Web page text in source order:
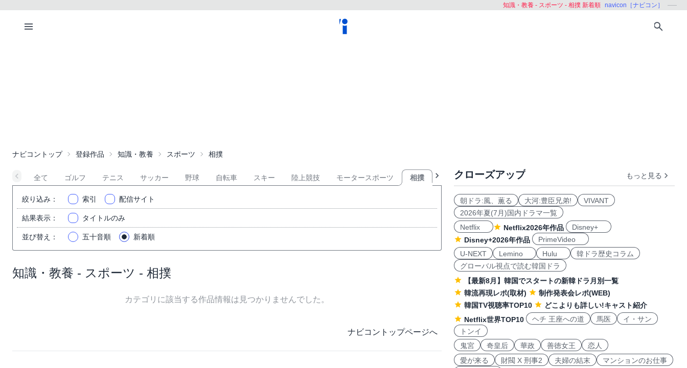
知識・教養 - スポーツ - 相撲 新着順 navicon［ナビコン］
ナビコントップ 登録作品 知識・教養 スポーツ 相撲
全て ゴルフ テニス サッカー 野球 自転車 スキー 陸上競技 モータースポーツ 相撲 格闘技 オリンピック
絞り込み ： 索引 配信サイト
結果表示 ： タイトルのみ
並び替え ： 五十音順 新着順
知識・教養 - スポーツ - 相撲
カテゴリに該当する作品情報は見つかりませんでした。
ナビコントップページへ
クローズアップ もっと見る
朝ドラ:風、薫る 大河:豊臣兄弟!
VIVANT
2026年夏(7月)国内ドラマ一覧
Netflix
Netflix2026年作品
Disney+
Disney+2026年作品
PrimeVideo
U-NEXT
Lemino Hulu
韓ドラ歴史コラム
グローバル視点で読む韓国ドラ
【最新8月】韓国でスタートの新韓ドラ月別一覧
韓流再現レポ(取材)
制作発表会レポ(WEB)
韓国TV視聴率TOP10
どこよりも詳しい!キャスト紹介
Netflix世界TOP10
ヘチ 王座への道 馬医
イ・サン
トンイ
鬼宮
奇皇后 華政 善徳女王
恋人
愛が来る
財閥 X 刑事2 夫婦の結末
マンションのお仕事